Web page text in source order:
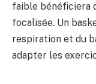
faible bénéficiera
focalisée. Un
respiration et du
adapter les